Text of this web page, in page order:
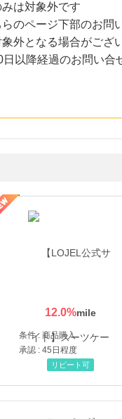
は対象外です
のページ下部のお問
外となる場合がござ
以降経過のお問い合
12.0%
条件 : 商品購入
承認 : 45日程度
リピート可
金属の無料査定
性を美しくをテーマにし